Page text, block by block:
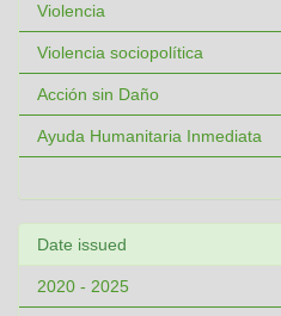
Violencia
Violencia sociopolítica
Acción sin Daño
Ayuda Humanitaria Inmediata
Date issued
2020 - 2025